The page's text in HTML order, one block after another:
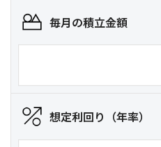
毎月の積立金額
想定利回り（年率）